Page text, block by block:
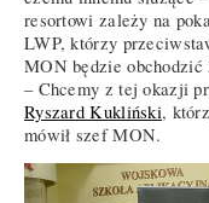
resortowi zależy na
LWP, którzy
MON będzie obchodzić
– Chcemy z tej okazji
Ryszard Kukliński,
mówił szef MON.